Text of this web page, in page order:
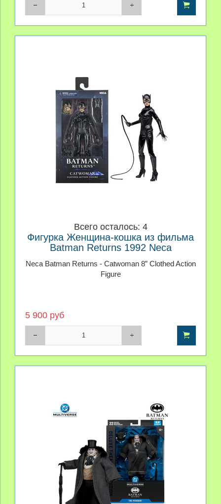
Всего осталось: 4
Фигурка Женщина-кошка из фильма
Batman Returns 1992 Neca
Neca Batman Returns - Catwoman 8” Clothed Action
Figure
5 900 руб